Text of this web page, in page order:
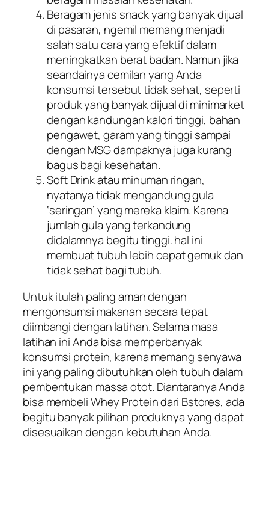
Beragam jenis snack yang banyak dijual
di pasaran, ngemil memang menjadi
salah satu cara yang efektif dalam
meningkatkan berat badan. Namun jika
seandainya cemilan yang Anda
konsumsi tersebut tidak sehat, seperti
produk yang banyak dijual di minimarket
dengan kandungan kalori tinggi, bahan
pengawet, garam yang tinggi sampai
dengan MSG dampaknya juga kurang
bagus bagi kesehatan.
Soft Drink atau minuman ringan,
nyatanya tidak mengandung gula
‘seringan’ yang mereka klaim. Karena
jumlah gula yang terkandung
didalamnya begitu tinggi. hal ini
membuat tubuh lebih cepat gemuk dan
tidak sehat bagi tubuh.
Untuk itulah paling aman dengan
mengonsumsi makanan secara tepat
diimbangi dengan latihan. Selama masa
latihan ini Anda bisa memperbanyak
konsumsi protein, karena memang senyawa
ini yang paling dibutuhkan oleh tubuh dalam
pembentukan massa otot. Diantaranya Anda
bisa membeli Whey Protein dari Bstores, ada
begitu banyak pilihan produknya yang dapat
disesuaikan dengan kebutuhan Anda.